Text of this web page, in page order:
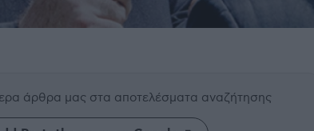
άρθρα μας στα αποτελέσματα αναζήτησης